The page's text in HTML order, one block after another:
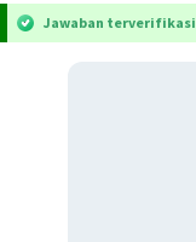
Jawaban terverifikasi